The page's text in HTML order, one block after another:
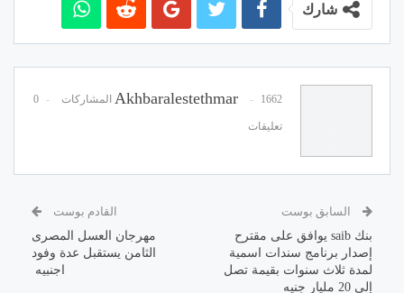
شارك
Akhbaralestethmar 1662 المشاركات 0
تعليقات
السابق بوست
بنك saib يوافق على مقترح
إصدار برنامج سندات اسمية
لمدة ثلاث سنوات بقيمة تصل
إلى 20 مليار جنيه
القادم بوست
مهرجان العسل المصرى
الثامن يستقبل عدة وفود
اجنبيه